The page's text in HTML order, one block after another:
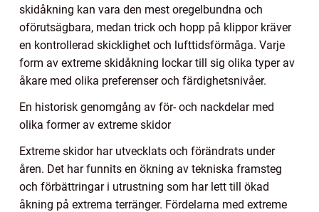
skidåkning kan vara den mest oregelbundna och
oförutsägbara, medan trick och hopp på klippor kräver
en kontrollerad skicklighet och lufttidsförmåga. Varje
form av extreme skidåkning lockar till sig olika typer av
åkare med olika preferenser och färdighetsnivåer.
En historisk genomgång av för- och nackdelar med
olika former av extreme skidor
Extreme skidor har utvecklats och förändrats under
åren. Det har funnits en ökning av tekniska framsteg
och förbättringar i utrustning som har lett till ökad
åkning på extrema terränger. Fördelarna med extreme